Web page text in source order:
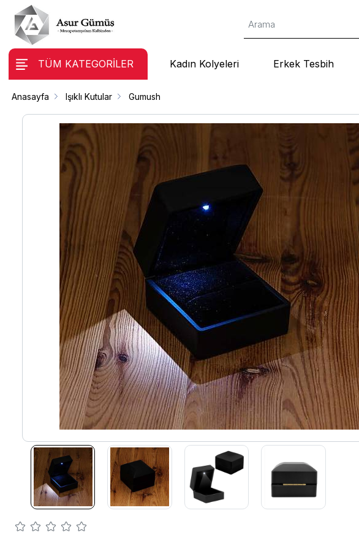
TÜM KATEGORİLER Kadın Kolyeleri Erkek Tesbih
Anasayfa Işıklı Kutular Gumush